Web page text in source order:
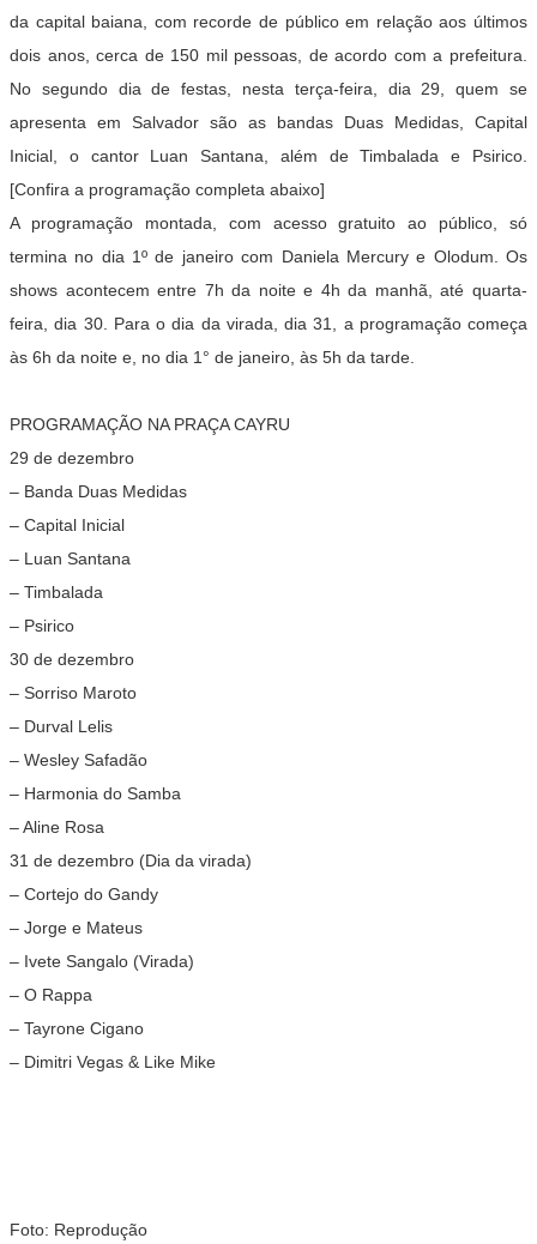
da capital baiana, com recorde de público em relação aos últimos
dois anos, cerca de 150 mil pessoas, de acordo com a prefeitura.
No segundo dia de festas, nesta terça-feira, dia 29, quem se
apresenta em Salvador são as bandas Duas Medidas, Capital
Inicial, o cantor Luan Santana, além de Timbalada e Psirico.
[Confira a programação completa abaixo]
A programação montada, com acesso gratuito ao público, só
termina no dia 1º de janeiro com Daniela Mercury e Olodum. Os
shows acontecem entre 7h da noite e 4h da manhã, até quarta-
feira, dia 30. Para o dia da virada, dia 31, a programação começa
às 6h da noite e, no dia 1° de janeiro, às 5h da tarde.
PROGRAMAÇÃO NA PRAÇA CAYRU
29 de dezembro
– Banda Duas Medidas
– Capital Inicial
– Luan Santana
– Timbalada
– Psirico
30 de dezembro
– Sorriso Maroto
– Durval Lelis
– Wesley Safadão
– Harmonia do Samba
– Aline Rosa
31 de dezembro (Dia da virada)
– Cortejo do Gandy
– Jorge e Mateus
– Ivete Sangalo (Virada)
– O Rappa
– Tayrone Cigano
– Dimitri Vegas & Like Mike
Foto: Reprodução